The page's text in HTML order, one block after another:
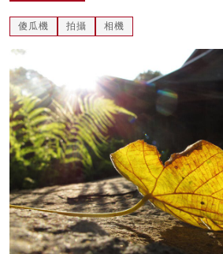
灼見活動
傻瓜機 拍攝 相機